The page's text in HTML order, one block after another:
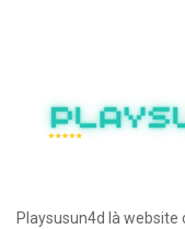
Playsusun4d là website